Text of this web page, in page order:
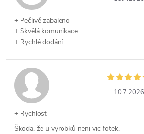
+ Pečlivě zabaleno
+ Skvělá komunikace
+ Rychlé dodání
10.7.2026
+ Rychlost
Škoda, že u vyrobků neni vic fotek.